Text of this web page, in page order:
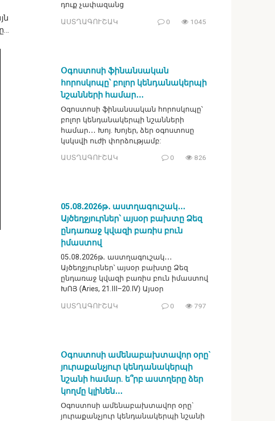
դուք չափազանց
ԱՍՏՂԱԳՈՒՇԱԿ 0 1045
Օգոստոսի ֆինանսական
հորոսկոպը՝ բոլոր կենդանակերպի
նշանների համար․․․
Օգոստոսի ֆինանսական հորոսկոպը՝
բոլոր կենդանակերպի նշանների
համար․․․ Խոյ. Խոյեր, ձեր օգոստոսը
կսկսվի ուժի փորձությամբ:
ԱՍՏՂԱԳՈՒՇԱԿ 0 826
05․08․2026թ․ աստղագուշակ․․․
Այծեղջյուրներ՝ այսօր բախտը Ձեզ
ընդառաջ կվազի բառիս բուն
իմաստով
05․08․2026թ․ աստղագուշակ․․․
Այծեղջյուրներ՝ այսօր բախտը Ձեզ
ընդառաջ կվազի բառիս բուն իմաստով
ԽՈՅ (Aries, 21.III–20.IV) Այսօր
ԱՍՏՂԱԳՈՒՇԱԿ 0 797
Օգոստոսի ամենաբախտավոր օրը`
յուրաքանչյուր կենդանակերպի
նշանի համար. ե՞րբ աստղերը ձեր
կողմը կլինեն․․․
Օգոստոսի ամենաբախտավոր օրը`
յուրաքանչյուր կենդանակերպի նշանի